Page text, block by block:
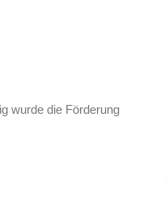
wurde die Förderung